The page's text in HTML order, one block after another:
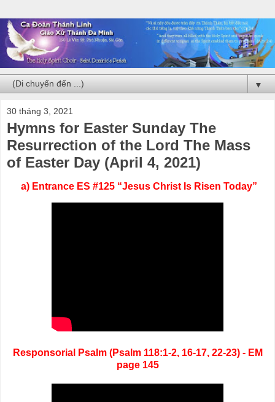
▼
30 tháng 3, 2021
Hymns for Easter Sunday The
Resurrection of the Lord The Mass
of Easter Day (April 4, 2021)
a) Entrance ES #125 “Jesus Christ Is Risen Today”
Responsorial Psalm (Psalm 118:1-2, 16-17, 22-23) - EM
page 145